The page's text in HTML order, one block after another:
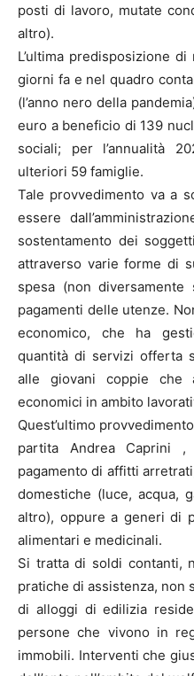
posti di lavoro, mutate
altro).
L’ultima predisposizione
giorni fa e nel quadro
(l’anno nero della
euro a beneficio di 139
sociali; per l’annualità
ulteriori 59 famiglie.
Tale provvedimento va a
essere
sostentamento dei
attraverso varie forme di
spesa (non
pagamenti delle utenze.
economico, che ha
quantità di servizi offerta
alle giovani coppie che
economici in ambito
Quest’ultimo
partita Andrea
pagamento di affitti
domestiche (luce, acqua,
altro), oppure a generi di
alimentari e medicinali.
Si tratta di soldi contanti,
pratiche di assistenza, non
di alloggi di edilizia
persone che vivono in
immobili. Interventi che